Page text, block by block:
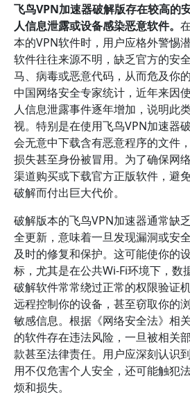
飞鸟VPN加速器破解版存在较高的
人信息泄露或设备感染恶意软件。
本的VPN软件时，用户应格外警惕
软件往往来源不明，缺乏官方的安
马、病毒或恶意代码，从而危及你
中国网络安全专家统计，近年来因
人信息泄露事件逐年增加，说明此
视。特别是在使用飞鸟VPN加速器
会无意中下载含有恶意程序的文件
损失甚至身份被冒用。为了确保网
渠道购买或下载官方正版软件，避
破解而付出巨大代价。
破解版本的飞鸟VPN加速器通常缺
全更新，意味着一旦发现漏洞或安
及时的修复和保护。这可能使你的
标，尤其是在公共Wi-Fi环境下，数
破解软件常常绕过正常的权限验证
远程控制你的设备，甚至窃取你的
敏感信息。根据《网络安全法》相
的软件存在违法风险，一旦被相关
款甚至法律责任。用户应深刻认识
用不仅危害个人安全，还可能触犯
烦和损失。